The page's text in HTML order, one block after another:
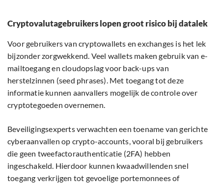
Cryptovalutagebruikers lopen groot risico bij datalek
Voor gebruikers van cryptowallets en exchanges is het lek
bijzonder zorgwekkend. Veel wallets maken gebruik van e-
mailtoegang en cloudopslag voor back-ups van
herstelzinnen (seed phrases). Met toegang tot deze
informatie kunnen aanvallers mogelijk de controle over
cryptotegoeden overnemen.
Beveiligingsexperts verwachten een toename van gerichte
cyberaanvallen op crypto-accounts, vooral bij gebruikers
die geen tweefactorauthenticatie (2FA) hebben
ingeschakeld. Hierdoor kunnen kwaadwillenden snel
toegang verkrijgen tot gevoelige portemonnees of